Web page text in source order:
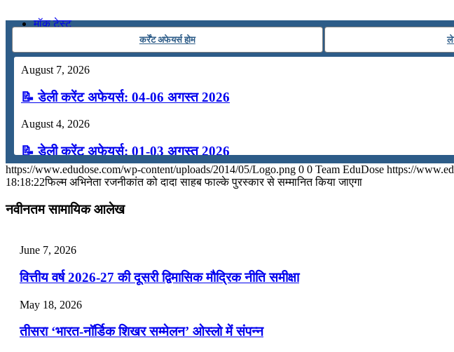
मॉक टेस्ट
टुडेज जीके
कर्रेंट अफेयर्स होम
August 7, 2026
📝 डेली करेंट अफेयर्स: 04-06 अगस्त 2026
August 4, 2026
📝 डेली करेंट अफेयर्स: 01-03 अगस्त 2026
July 31, 2026
📝 डेली करेंट अफेयर्स: 28-31 जुलाई 2026
📝 डेली करेंट अफेयर्स: 25-27 जुलाई 2026
July 25, 2026
📝 डेली करेंट अफेयर्स: 22-24 जुलाई 2026
July 22, 2026
https://www.edudose.com/wp-content/uploads/2014/05/Logo.png 0 0 Team EduDose https://
18:18:22फिल्म अभिनेता रजनीकांत को दादा साहब फाल्के पुरस्कार से सम्मानित किया जाएगा
नवीनतम सामायिक आलेख
June 7, 2026
वित्तीय वर्ष 2026-27 की दूसरी द्विमासिक मौद्रिक नीति समीक्षा
May 18, 2026
तीसरा ‘भारत-नॉर्डिक शिखर सम्मेलन’ ओस्लो में संपन्न